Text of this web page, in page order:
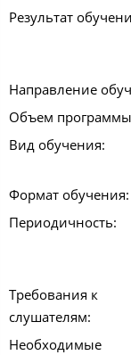
Результат
Направление
Объем
Вид обучения:
Формат обучения:
Периодичность:
Требования к
слушателям:
Необходимые